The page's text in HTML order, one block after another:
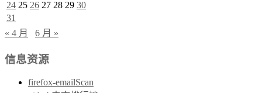
24 25 26 27 28 29 30
31
« 4 月
6 月 »
信息资源
firefox-emailScan